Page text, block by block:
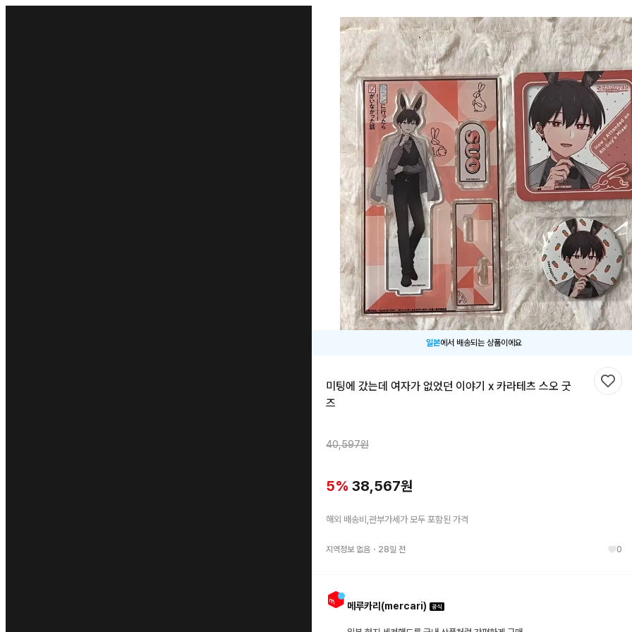
일본에서 배송되는 상품이에요
미팅에 갔는데 여자가 없었던 이야기 x 카라테츠 스오 굿
즈
40,597원
5% 38,567원
해외 배송비,관부가세가 모두 포함된 가격
지역정보 없음 ・ 28일 전 0
메루카리(mercari)
찜하